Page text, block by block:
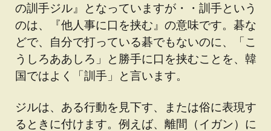
の訓手ジル』となっていますが・・訓手という
のは、『他人事に口を挟む』の意味です。碁な
どで、自分で打っている碁でもないのに、「こ
うしろああしろ」と勝手に口を挟むことを、韓
国ではよく「訓手」と言います。
ジルは、ある行動を見下す、または俗に表現す
るときに付けます。例えば、離間（イガン）に